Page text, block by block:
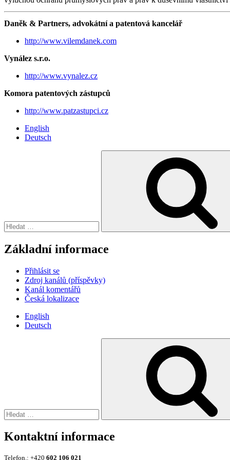
Daněk & Partners, advokátní a patentová kancelář
http://www.vilemdanek.com
Vynález s.r.o.
http://www.vynalez.cz
Komora patentových zástupců
http://www.patzastupci.cz
English
Deutsch
Základní informace
Přihlásit se
Zdroj kanálů (příspěvky)
Kanál komentářů
Česká lokalizace
English
Deutsch
Kontaktní informace
Telefon.: +420 602 106 021